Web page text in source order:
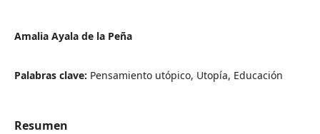
Amalia Ayala de la Peña
Palabras clave: Pensamiento utópico, Utopía, Educación
Resumen